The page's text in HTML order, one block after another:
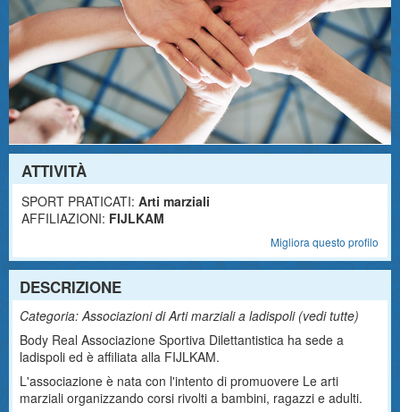
ATTIVITÀ
SPORT PRATICATI: Arti marziali
AFFILIAZIONI: FIJLKAM
Migliora questo profilo
DESCRIZIONE
Categoria: Associazioni di Arti marziali a ladispoli (vedi tutte)
Body Real Associazione Sportiva Dilettantistica ha sede a
ladispoli ed è affiliata alla FIJLKAM.
L'associazione è nata con l'intento di promuovere Le arti
marziali organizzando corsi rivolti a bambini, ragazzi e adulti.